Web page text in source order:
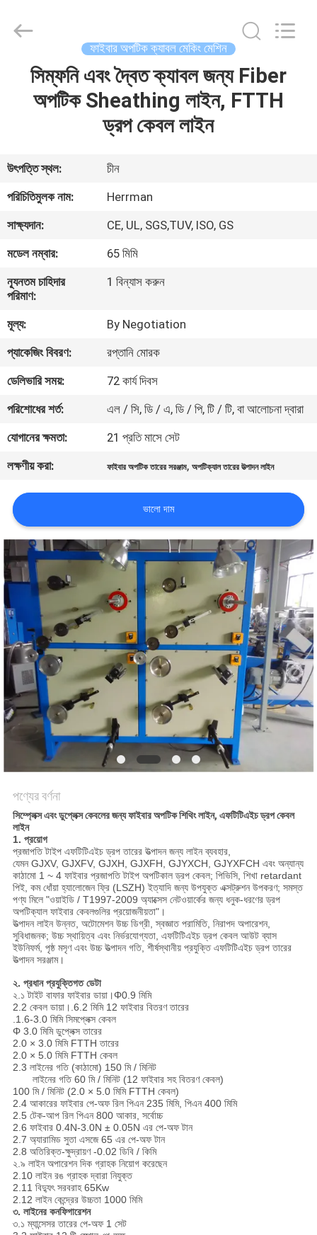
আমাদের
সম্পর্কে
কারখানা
ভ্রমণ
নিয়ন্ত্রণ
যোগাযোগ
করুন
খবর
উদ্ধৃতির
জন্য
আবেদন
সাইট
ম্যাপ
গোপনীয়তা
নীতি
Rights
ফাইবার অপটিক ক্যাবল মেকিং মেশিন
সিম্ফনি এবং দ্বৈত ক্যাবল জন্য Fiber
অপটিক Sheathing লাইন, FTTH
ড্রপ কেবল লাইন
উৎপত্তি স্থল:
চীন
পরিচিতিমুলক নাম:
Herrman
সাক্ষ্যদান:
CE, UL, SGS,TUV, ISO, GS
মডেল নম্বার:
65 মিমি
ন্যূনতম চাহিদার
পরিমাণ:
1 বিন্যাস করুন
মূল্য:
By Negotiation
প্যাকেজিং বিবরণ:
রপ্তানি মোরক
ডেলিভারি সময়:
72 কার্য দিবস
পরিশোধের শর্ত:
এল / সি, ডি / এ, ডি / পি, টি / টি, বা আলোচনা দ্বারা
যোগানের ক্ষমতা:
21 প্রতি মাসে সেট
লক্ষণীয় করা:
ফাইবার অপটিক তারের সরঞ্জাম,অপটিক্যাল তারের উত্পাদন লাইন
ভালো দাম
পণ্যের বর্ণনা
সিম্প্লেক্স এবং ডুপ্লেক্স কেবলের জন্য ফাইবার অপটিক শিথিং লাইন, এফটিটিএইচ ড্রপ কেবল
লাইন
1. প্রয়োগ
প্রজাপতি টাইপ এফটিটিএইচ ড্রপ তারের উত্পাদন জন্য লাইন ব্যবহার,
যেমন GJXV, GJXFV, GJXH, GJXFH, GJYXCH, GJYXFCH এবং অন্যান্য
কাঠামো 1 ~ 4 ফাইবার প্রজাপতি টাইপ অপটিকাল ড্রপ কেবল; পিভিসি, শিখা retardant
পিই, কম ধোঁয়া হ্যালোজেন ফ্রি (LSZH) ইত্যাদি জন্য উপযুক্ত এক্সট্রুশন উপকরণ; সমস্ত
পণ্য মিলে "ওয়াইডি / T1997-2009 অ্যাক্সেস নেটওয়ার্কের জন্য ধনুক-ধরণের ড্রপ
অপটিক্যাল ফাইবার কেবলগুলির প্রয়োজনীয়তা"।
উত্পাদন লাইন উন্নত, অটোমেশন উচ্চ ডিগ্রী, স্বজ্ঞাত পরামিতি, নিরাপদ অপারেশন,
সুবিধাজনক; উচ্চ স্থায়িত্ব এবং নির্ভরযোগ্যতা, এফটিটিএইচ ড্রপ কেবল আউট ব্যাস
ইউনিফর্ম, পৃষ্ঠ মসৃণ এবং উচ্চ উত্পাদন গতি, শীর্ষস্থানীয় প্রযুক্তি এফটিটিএইচ ড্রপ তারের
উত্পাদন সরঞ্জাম।
২. প্রধান প্রযুক্তিগত ডেটা
২.১ টাইট বাফার ফাইবার ডায়া।Φ0.9 মিমি
2.2 কেবল ডায়া।.6.2 মিমি 12 ফাইবার বিতরণ তারের
.1.6-3.0 মিমি সিমপ্লেক্স কেবল
Φ 3.0 মিমি ডুপ্লেক্স তারের
2.0 × 3.0 মিমি FTTH তারের
2.0 × 5.0 মিমি FTTH কেবল
2.3 লাইনের গতি (কাঠামো) 150 মি / মিনিট
লাইনের গতি 60 মি / মিনিট (12 ফাইবার সহ বিতরণ কেবল)
100 মি / মিনিট (2.0 × 5.0 মিমি FTTH কেবল)
2.4 আকারের ফাইবার পে-অফ রিল পিএন 235 মিমি, পিএন 400 মিমি
2.5 টেক-আপ রিল পিএন 800 আকার, সর্বোচ্চ
2.6 ফাইবার 0.4N-3.0N ± 0.05N এর পে-অফ টান
2.7 অ্যারামিড সুতা এসজে 65 এর পে-অফ টান
2.8 অতিরিক্ত-ক্ষুদ্রায়ণ -0.02 ডিবি / কিমি
২.৯ লাইন অপারেশন দিক গ্রাহক নিয়োগ করেছেন
2.10 লাইন রঙ গ্রাহক দ্বারা নিযুক্ত
2.11 বিদ্যুৎ সরবরাহ 65Kw
2.12 লাইন কেন্দ্রের উচ্চতা 1000 মিমি
৩. লাইনের কনফিগারেশন
৩.১ ম্যান্সেসর তারের পে-অফ 1 সেট